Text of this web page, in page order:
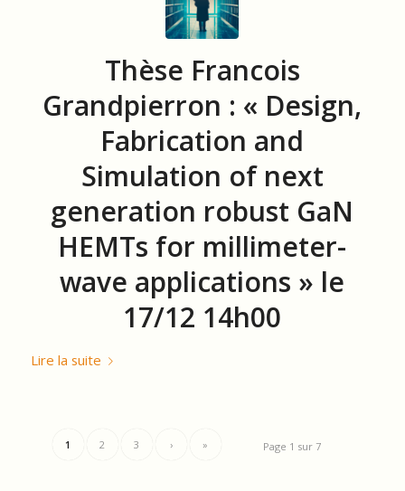
Thèse Francois
Grandpierron : « Design,
Fabrication and
Simulation of next
generation robust GaN
HEMTs for millimeter-
wave applications » le
17/12 14h00
Lire la suite
Page 1 sur 7
1 2 3 › »